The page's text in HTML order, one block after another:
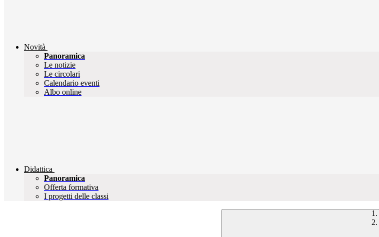
Novità
Panoramica
Le notizie
Le circolari
Calendario eventi
Albo online
Didattica
Panoramica
Offerta formativa
I progetti delle classi